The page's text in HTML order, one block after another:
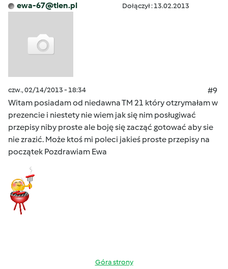
ewa-67@tlen.pl Dołączył : 13.02.2013
czw., 02/14/2013 - 18:34
#9
Witam posiadam od niedawna TM 21 który otzrymałam w
prezencie i niestety nie wiem jak się nim posługiwać
przepisy niby proste ale boję się zacząć gotować aby sie
nie zrazić. Może ktoś mi poleci jakieś proste przepisy na
początek Pozdrawiam Ewa
Góra strony